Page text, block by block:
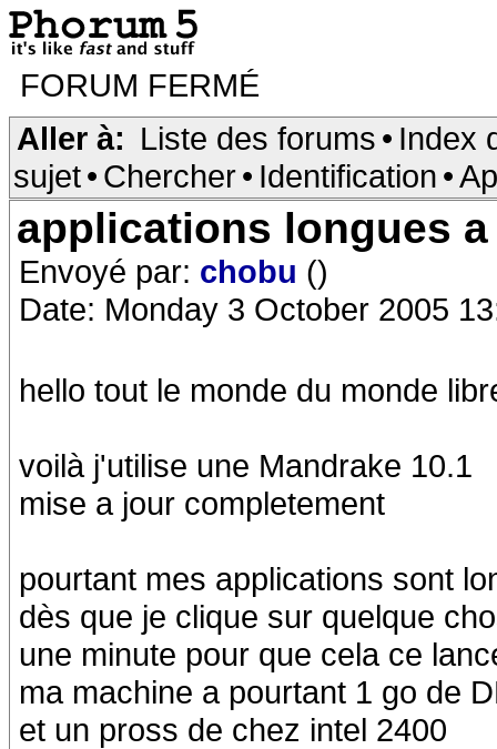
FORUM FERMÉ
Aller à: Liste des forums • Index
sujet• Chercher• Identification •
applications longues
Envoyé par: chobu ()
Date: Monday 3 October 2005
hello tout le monde du monde
voilà j'utilise une Mandrake 10.1
mise a jour completement
pourtant mes applications sont
dès que je clique sur quelque
une minute pour que cela ce
ma machine a pourtant 1 go de
et un pross de chez intel 2400